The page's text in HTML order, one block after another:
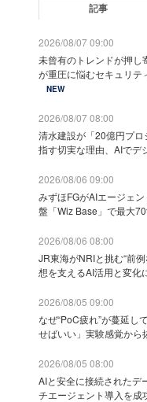
記事
2026/08/07 09:00
未曾有のトレンドが押し
が重圧に悩むセキュリテ
NEW
2026/08/07 08:00
清水建設が「20億円プ
指す切実な理由、AIでデ
2026/08/06 09:00
みずほFGがAIエージェ
盤「Wiz Base」で最大
2026/08/06 08:00
JR東海がNRIと挑む“前
想を支えるAI活用と変化
2026/08/05 09:00
なぜ“PoC疲れ”が蔓延
せばいい」実験感覚から
2026/08/05 08:00
AIと安全に接続された
チエージェント導入を成